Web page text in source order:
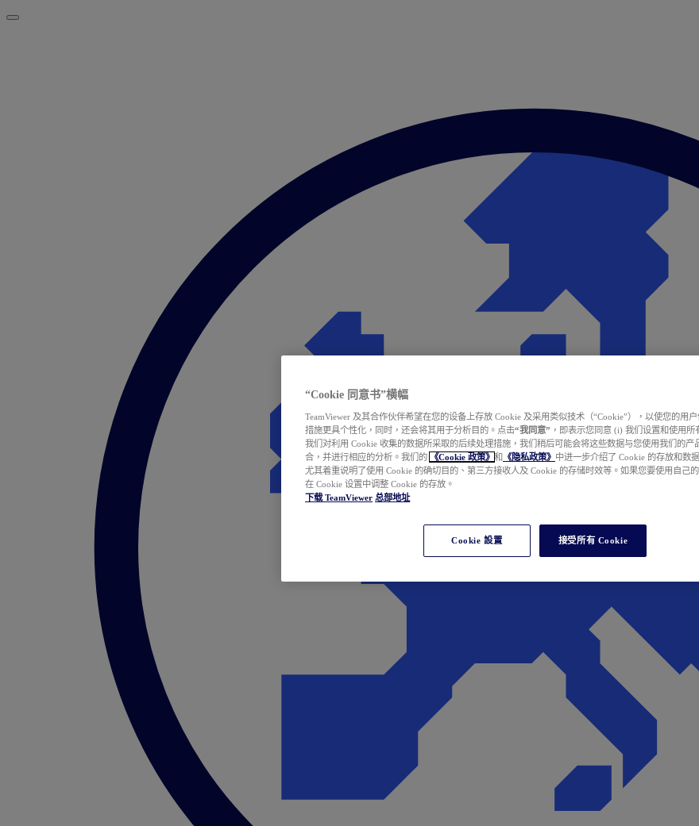
“Cookie 同意书”横幅
TeamViewer 及其合作伙伴希望在您的设备上存放 Cookie 及采用类似技术（“Cookie”），以使您的用
措施更具个性化，同时，还会将其用于分析目的。点击“我同意” ，即表示您同意 (i) 我们设置和使用所
我们对利用 Cookie 收集的数据所采取的后续处理措施，我们稍后可能会将这些数据与您使用我们的产
合，并进行相应的分析。我们的
《Cookie 政策》 和 《隐私政策》 中进一步介绍了 Cookie 的存放和数
尤其着重说明了使用 Cookie 的确切目的、第三方接收人及 Cookie 的存储时效等。如果您要使用自己
在 Cookie 设置中调整 Cookie 的存放。
下载 TeamViewer 总部地址
Cookie 設置 接受所有 Cookie